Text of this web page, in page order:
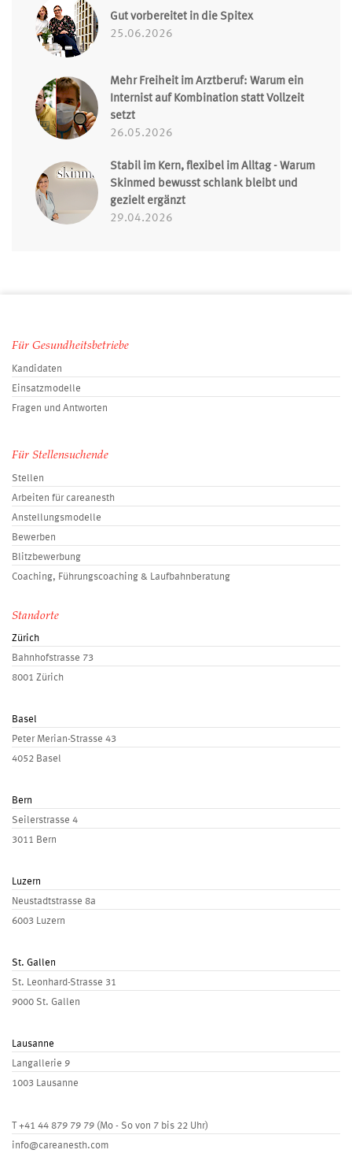
Gut vorbereitet in die Spitex
25.06.2026
Mehr Freiheit im Arztberuf: Warum ein
Internist auf Kombination statt Vollzeit
setzt
26.05.2026
Stabil im Kern, flexibel im Alltag - Warum
Skinmed bewusst schlank bleibt und
gezielt ergänzt
29.04.2026
Für Gesundheitsbetriebe
Kandidaten
Einsatzmodelle
Fragen und Antworten
Für Stellensuchende
Stellen
Arbeiten für careanesth
Anstellungsmodelle
Bewerben
Blitzbewerbung
Coaching, Führungscoaching & Laufbahnberatung
Standorte
Zürich
Bahnhofstrasse 73
8001 Zürich
Basel
Peter Merian-Strasse 43
4052 Basel
Bern
Seilerstrasse 4
3011 Bern
Luzern
Neustadtstrasse 8a
6003 Luzern
St. Gallen
St. Leonhard-Strasse 31
9000 St. Gallen
Lausanne
Langallerie 9
1003 Lausanne
+41 44 879 79 79 (Mo - So von 7 bis 22 Uhr)
info@careanesth.com